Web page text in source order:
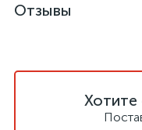
Отзывы
Хотите